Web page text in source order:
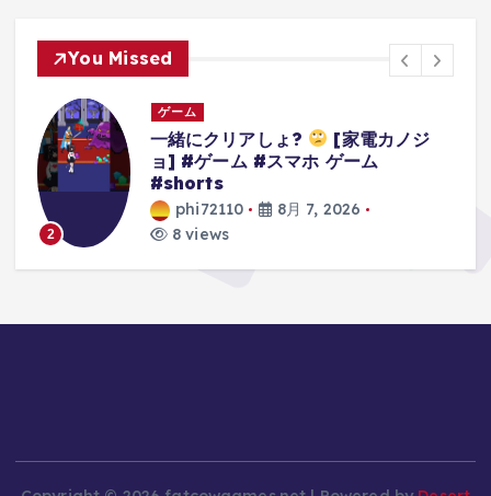
You Missed
3
ゲーム
3Dアクションゲームの礎を作り上げ
たレジェンドゲーム#ゲーム #ゲーム
の思い出 #64 #スーパーマリオ64
phi72110
8月 7, 2026
9 views